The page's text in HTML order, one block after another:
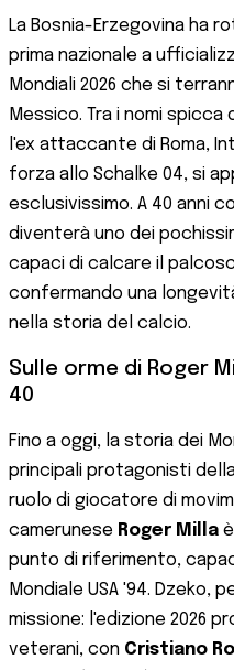
La Bosnia-Erzegovina ha
prima nazionale a
Mondiali 2026 che si
Messico. Tra i nomi
l'ex attaccante di Roma,
forza allo Schalke 04, si
esclusivissimo. A 40 anni
diventerà uno dei
capaci di calcare il
confermando una
nella storia del calcio.
Sulle orme di Roger
40
Fino a oggi, la storia dei
principali protagonisti
ruolo di giocatore di
camerunese Roger Milla
punto di riferimento,
Mondiale USA '94. Dzeko,
missione: l'edizione 2026
veterani, con Cristiano